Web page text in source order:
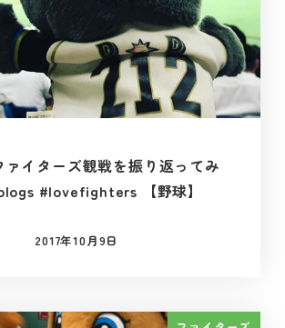
ァイターズ観戦を振り返ってみ
#lovefighters 【野球】
投稿日
2017年10月9日